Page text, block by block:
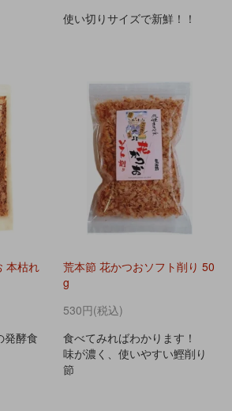
使い切りサイズで新鮮！！
本枯れ
発酵食
荒本節 花かつおソフト削り 50
g
530円(税込)
食べてみればわかります！
味が濃く、使いやすい鰹削り
節